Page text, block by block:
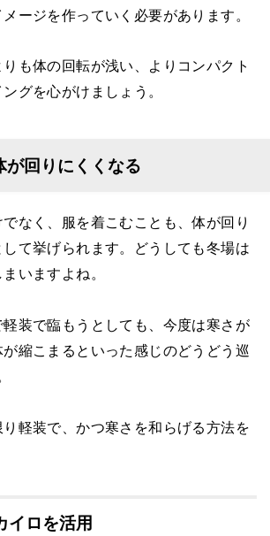
ージを作っていく必要があります。
も体の回転が浅い、よりコンパクト
グを心がけましょう。
が回りにくくなる
なく、服を着こむことも、体が回り
て挙げられます。どうしても冬場は
いますよね。
装で臨もうとしても、今度は寒さが
縮こまるといった感じのどうどう巡
軽装で、かつ寒さを和らげる方法を
イロを活用